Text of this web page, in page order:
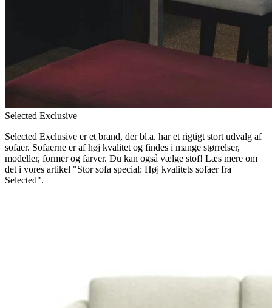
Selected Exclusive
Selected Exclusive er et brand, der bl.a. har et rigtigt stort udvalg af
sofaer. Sofaerne er af høj kvalitet og findes i mange størrelser,
modeller, former og farver. Du kan også vælge stof! Læs mere om
det i vores artikel "Stor sofa special: Høj kvalitets sofaer fra
Selected".